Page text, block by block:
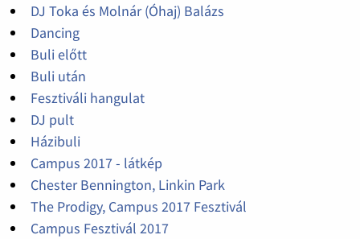
DJ Toka és Molnár (Óhaj) Balázs
Dancing
Buli előtt
Buli után
Fesztiváli hangulat
DJ pult
Házibuli
Campus 2017 - látkép
Chester Bennington, Linkin Park
The Prodigy, Campus 2017 Fesztivál
Campus Fesztivál 2017